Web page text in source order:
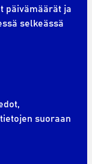
päivämäärät ja
selkeässä
suoraan